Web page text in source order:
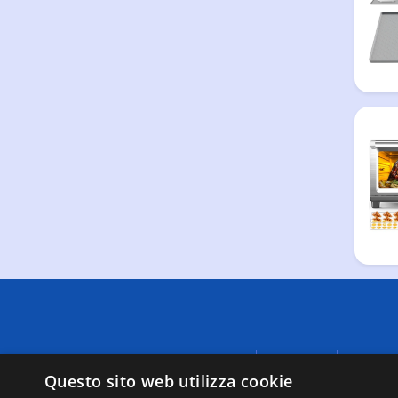
Menu
Negozi
A causa
Questo sito web utilizza cookie